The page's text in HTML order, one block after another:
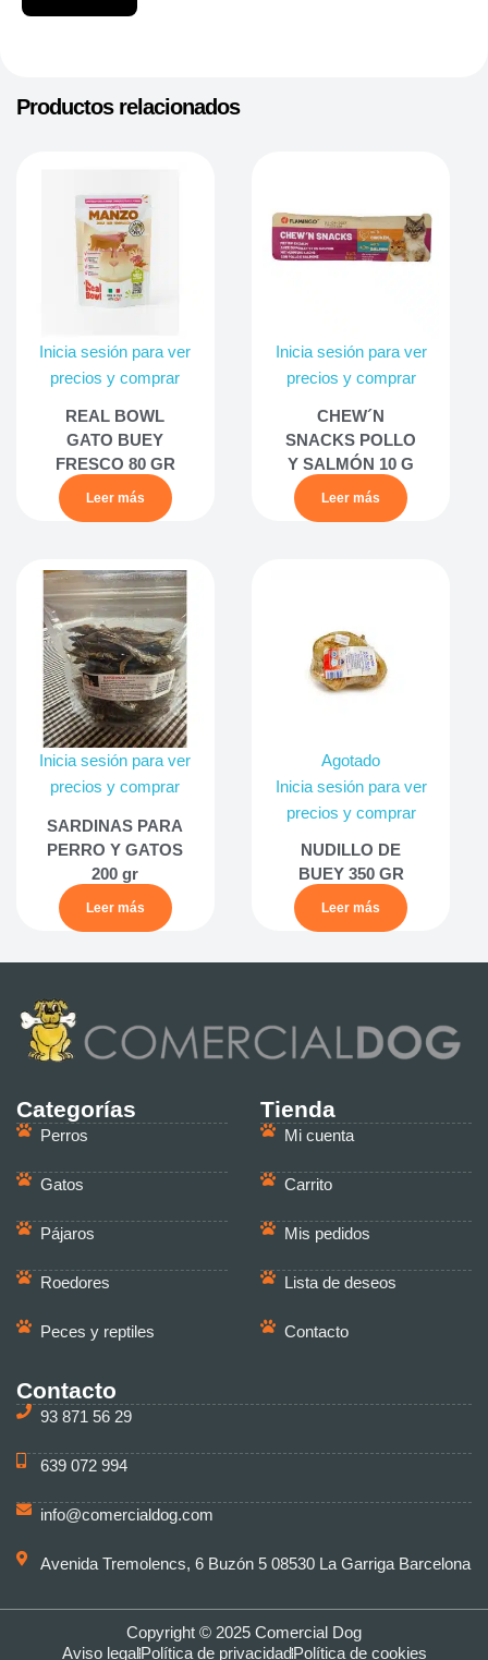
Productos relacionados
Inicia sesión para ver
precios y comprar
REAL BOWL
GATO BUEY
FRESCO 80 GR
Leer más
Inicia sesión para ver
precios y comprar
CHEW´N
SNACKS POLLO
Y SALMÓN 10 G
Leer más
Inicia sesión para ver
precios y comprar
SARDINAS PARA
PERRO Y GATOS
200 gr
Leer más
Agotado
Inicia sesión para ver
precios y comprar
NUDILLO DE
BUEY 350 GR
Leer más
Categorías
Perros
Gatos
Pájaros
Roedores
Peces y reptiles
Tienda
Mi cuenta
Carrito
Mis pedidos
Lista de deseos
Contacto
Contacto
93 871 56 29
639 072 994
info@comercialdog.com
Avenida Tremolencs, 6 Buzón 5 08530 La Garriga Barcelona
Copyright © 2025 Comercial Dog
Aviso legalPolítica de privacidadPolítica de cookies